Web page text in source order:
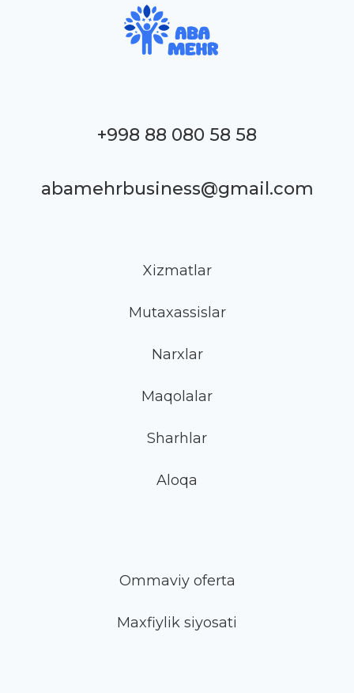
+998 88 080 58 58
abamehrbusiness@gmail.com
Xizmatlar
Mutaxassislar
Narxlar
Maqolalar
Sharhlar
Aloqa
Ommaviy oferta
Maxfiylik siyosati